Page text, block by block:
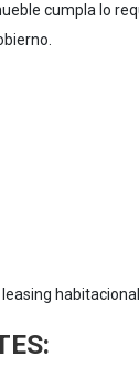
cumpla lo
habitacional.